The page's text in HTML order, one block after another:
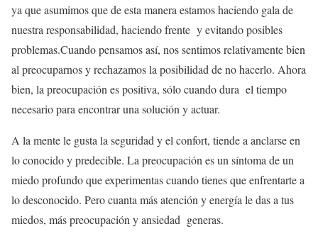
ya que asumimos que de esta manera estamos haciendo gala de
nuestra responsabilidad, haciendo frente y evitando posibles
problemas.Cuando pensamos así, nos sentimos relativamente bien
al preocuparnos y rechazamos la posibilidad de no hacerlo. Ahora
bien, la preocupación es positiva, sólo cuando dura el tiempo
necesario para encontrar una solución y actuar.
A la mente le gusta la seguridad y el confort, tiende a anclarse en
lo conocido y predecible. La preocupación es un síntoma de un
miedo profundo que experimentas cuando tienes que enfrentarte a
lo desconocido. Pero cuanta más atención y energía le das a tus
miedos, más preocupación y ansiedad generas.